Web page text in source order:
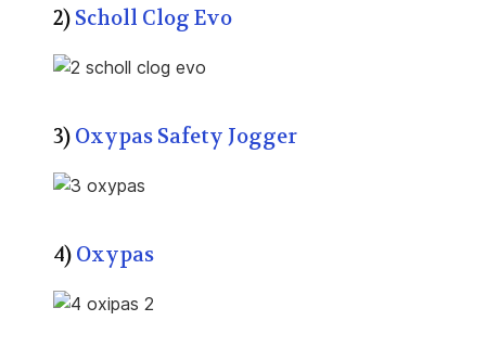
2) Scholl Clog Evo
3) Oxypas Safety Jogger
4) Oxypas